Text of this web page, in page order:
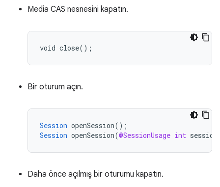
Media CAS nesnesini kapatın.
Bir oturum açın.
Session openSession();
Session openSession(@SessionUsage int
Daha önce açılmış bir oturumu kapatın.